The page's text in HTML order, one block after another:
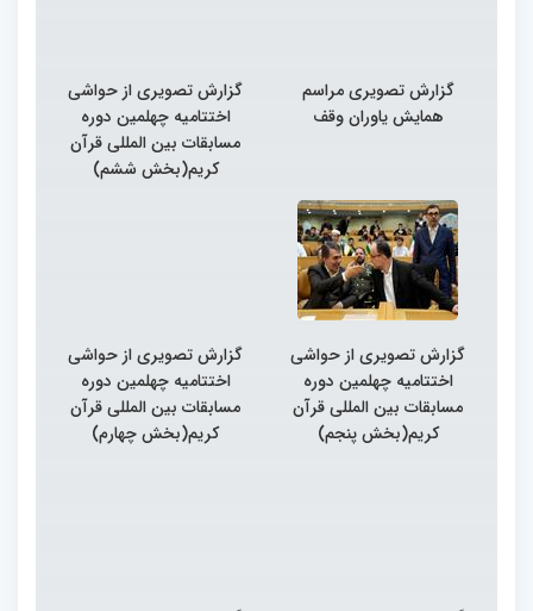
گزارش تصویری مراسم
همایش یاوران وقف
گزارش تصویری از حواشی
اختتامیه چهلمین دوره
مسابقات بین المللی قرآن
کریم(بخش ششم)
گزارش تصویری از حواشی
اختتامیه چهلمین دوره
مسابقات بین المللی قرآن
کریم(بخش پنجم)
گزارش تصویری از حواشی
اختتامیه چهلمین دوره
مسابقات بین المللی قرآن
کریم(بخش چهارم)